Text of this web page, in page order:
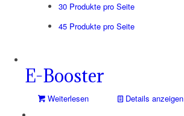
30 Produkte pro Seite
45 Produkte pro Seite
E-Booster
Weiterlesen Details anzeigen